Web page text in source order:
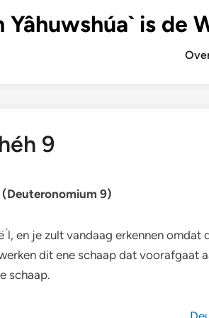
Yâhuwshúa` is de
9
(Deuteronomium 9)
́l, en je zult vandaag erkennen
dit ene schaap dat voorafgaat
schaap.